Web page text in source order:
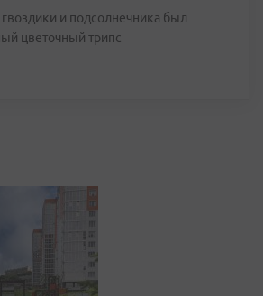
гвоздики и подсолнечника был
цветочный трипс